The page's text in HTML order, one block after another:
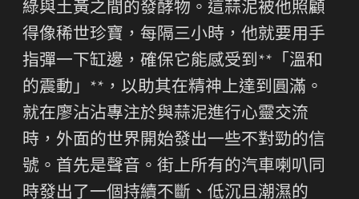
綠與土黃之間的發酵物。這蒜泥被他照顧
得像稀世珍寶，每隔三小時，他就要用手
指彈一下缸邊，確保它能感受到**「溫和
的震動」**，以助其在精神上達到圓滿。
就在廖沾沾專注於與蒜泥進行心靈交流
時，外面的世界開始發出一些不對勁的信
號。首先是聲音。街上所有的汽車喇叭同
時發出了一個持續不斷、低沉且潮濕的